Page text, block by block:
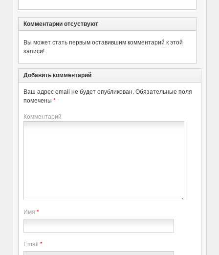
Комментарии отсуствуют
Вы может стать первым оставившим комментарий к этой
записи!
Добавить комментарий
Ваш адрес email не будет опубликован. Обязательные поля
помечены *
Комментарий
Имя *
Email *